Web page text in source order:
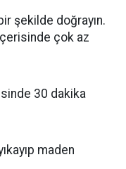
şekilde doğrayın.
çok az
30 dakika
maden